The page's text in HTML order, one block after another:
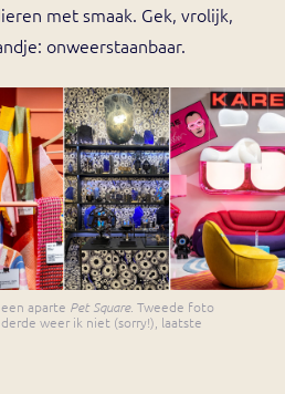
met smaak. Gek, vrolijk,
onweerstaanbaar.
aparte Pet Square. Tweede foto
weer ik niet (sorry!), laatste